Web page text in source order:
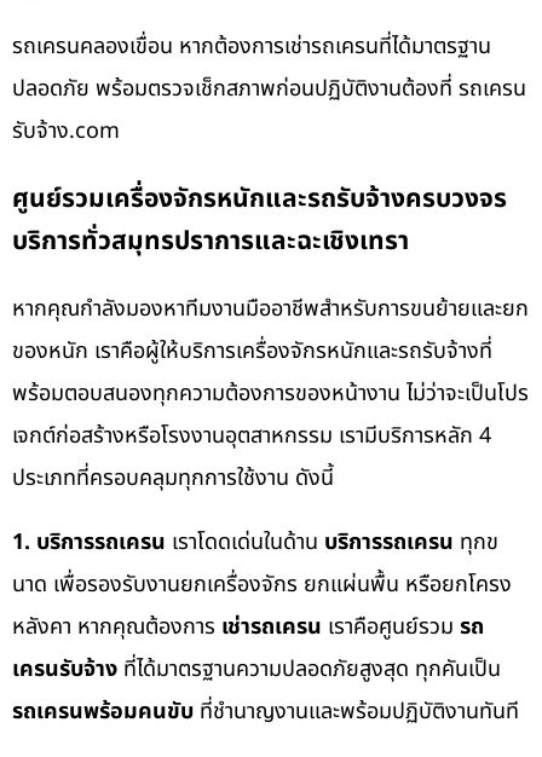
รถเครนคลองเขื่อน หากต้องการเช่ารถเครนที่ได้มาตรฐาน
ปลอดภัย พร้อมตรวจเช็กสภาพก่อนปฏิบัติงานต้องที่ รถเครน
รับจ้าง.com
ศูนย์รวมเครื่องจักรหนักและรถรับจ้างครบวงจร
บริการทั่วสมุทรปราการและฉะเชิงเทรา
หากคุณกำลังมองหาทีมงานมืออาชีพสำหรับการขนย้ายและยก
ของหนัก เราคือผู้ให้บริการเครื่องจักรหนักและรถรับจ้างที่
พร้อมตอบสนองทุกความต้องการของหน้างาน ไม่ว่าจะเป็นโปร
เจกต์ก่อสร้างหรือโรงงานอุตสาหกรรม เรามีบริการหลัก 4
ประเภทที่ครอบคลุมทุกการใช้งาน ดังนี้
1. บริการรถเครน เราโดดเด่นในด้าน บริการรถเครน ทุกข
นาด เพื่อรองรับงานยกเครื่องจักร ยกแผ่นพื้น หรือยกโครง
หลังคา หากคุณต้องการ เช่ารถเครน เราคือศูนย์รวม รถ
เครนรับจ้าง ที่ได้มาตรฐานความปลอดภัยสูงสุด ทุกคันเป็น
รถเครนพร้อมคนขับ ที่ชำนาญงานและพร้อมปฏิบัติงานทันที